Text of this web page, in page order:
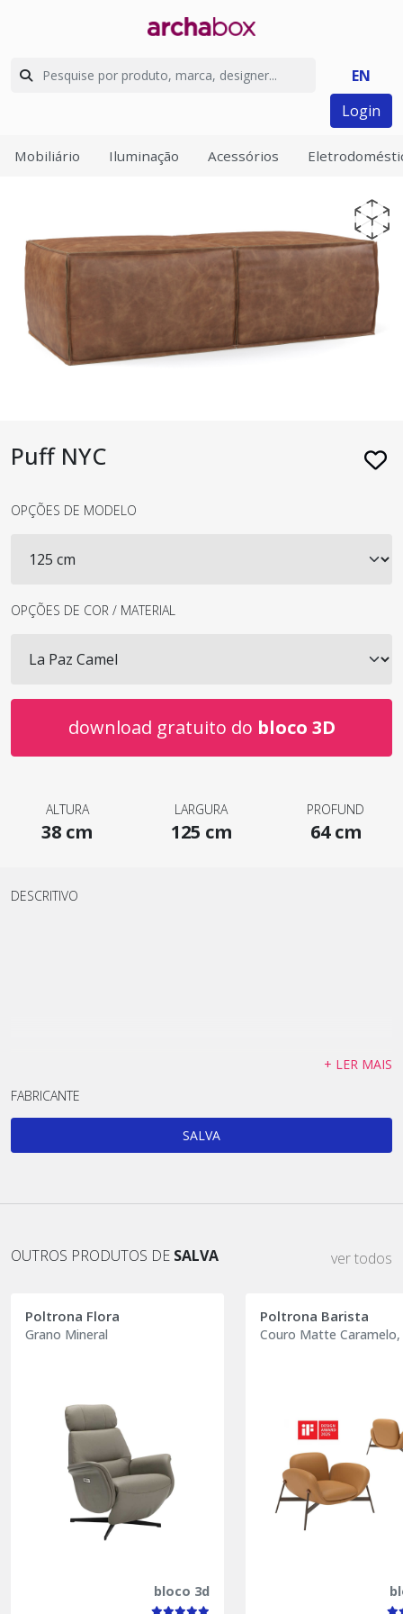
EN
Login
Mobiliário Iluminação Acessórios
Puff NYC
OPÇÕES DE MODELO
OPÇÕES DE COR / MATERIAL
download gratuito do bloco 3D
ALTURA
38 cm
LARGURA
125 cm
PROFUND
64 cm
DESCRITIVO
+ LER MAIS
FABRICANTE
SALVA
OUTROS PRODUTOS DE SALVA ver todos
Poltrona Flora
Grano Mineral
bloco 3d
Poltrona Barista
Couro Matte